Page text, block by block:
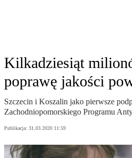
Kilkadziesiąt
poprawę jakości
Szczecin i Koszalin jako pierwsze
Zachodniopomorskiego Programu
Publikacja: 31.03.2020 11:59